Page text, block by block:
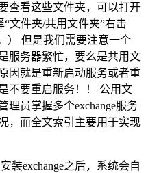
查看这些文件夹，可以打开
“文件夹/共用文件夹”右击
） 但是我们需要注意一个
服务器繁忙，要么是共用文
因就是重新启动服务或者重
不要重启服务！！ 公用文
理员掌握多个exchange服务
，而全文索引主要用于实现
exchange之后，系统会自